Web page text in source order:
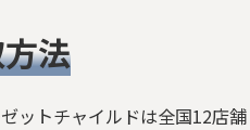
法
ットチャイルドは全国12店舗